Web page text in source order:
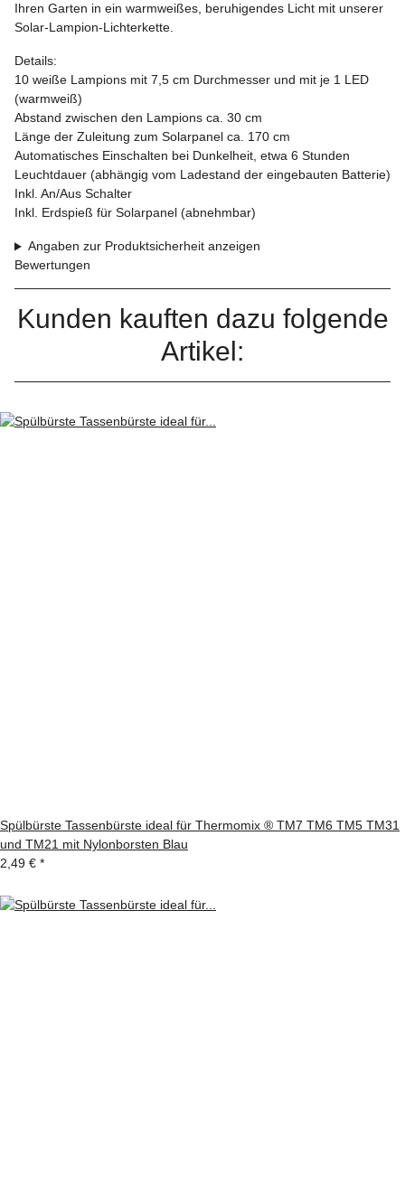
Ihren Garten in ein warmweißes, beruhigendes Licht mit unserer
Solar-Lampion-Lichterkette.
Details:
10 weiße Lampions mit 7,5 cm Durchmesser und mit je 1 LED
(warmweiß)
Abstand zwischen den Lampions ca. 30 cm
Länge der Zuleitung zum Solarpanel ca. 170 cm
Automatisches Einschalten bei Dunkelheit, etwa 6 Stunden
Leuchtdauer (abhängig vom Ladestand der eingebauten Batterie)
Inkl. An/Aus Schalter
Inkl. Erdspieß für Solarpanel (abnehmbar)
Angaben zur Produktsicherheit anzeigen
Bewertungen
Kunden kauften dazu folgende
Artikel:
Spülbürste Tassenbürste ideal für Thermomix ® TM7 TM6 TM5 TM31
und TM21 mit Nylonborsten Blau
2,49 € *